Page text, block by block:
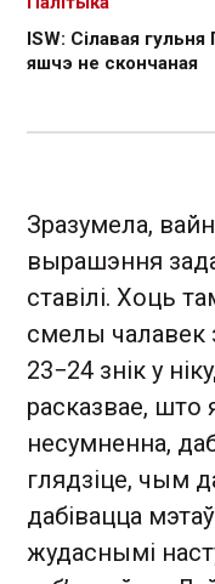
ISW: Сілавая
яшчэ не скончаная
Зразумела,
вырашэння
ставілі. Хоць
смелы чалавек
23−24 знік у
расказвае,
несумненна,
глядзіце, чым
дабівацца
жудаснымі